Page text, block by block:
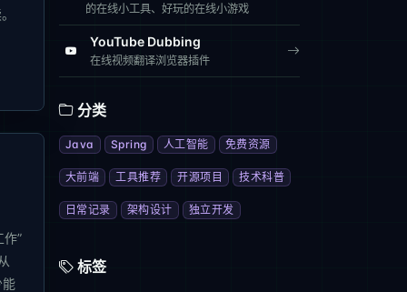
”
能
的在线小工具、好玩的在线小游戏
YouTube Dubbing
在线视频翻译浏览器插件
分类
Java Spring 人工智能 免费资源
大前端 工具推荐 开源项目 技术科普
日常记录 架构设计 独立开发
标签